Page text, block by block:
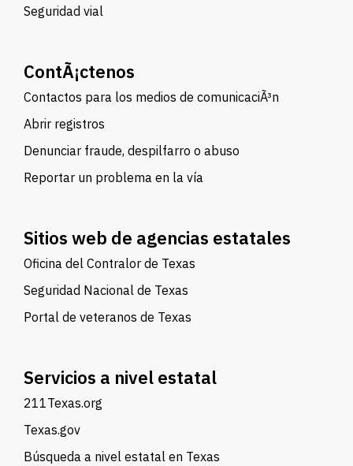
Seguridad vial
ContÃ¡ctenos
Contactos para los medios de comunicaciÃ³n
Abrir registros
Denunciar fraude, despilfarro o abuso
Reportar un problema en la vía
Sitios web de agencias estatales
Oficina del Contralor de Texas
Seguridad Nacional de Texas
Portal de veteranos de Texas
Servicios a nivel estatal
211Texas.org
Texas.gov
Búsqueda a nivel estatal en Texas